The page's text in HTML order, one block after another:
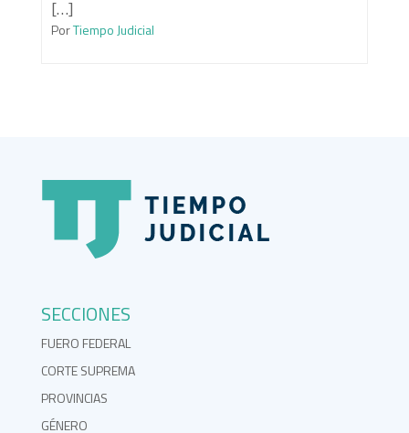
[…]
PorTiempo Judicial
SECCIONES
FUERO FEDERAL
CORTE SUPREMA
PROVINCIAS
GÉNERO